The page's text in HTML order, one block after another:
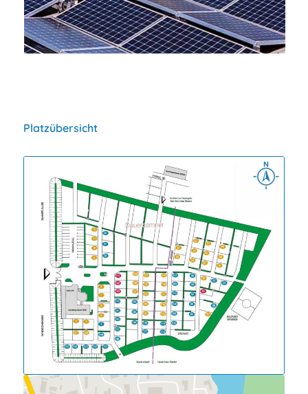
Hier findest Du uns
Platzübersicht